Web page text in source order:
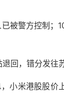
被警方控制；
回，错分发往苏
小米港股股价